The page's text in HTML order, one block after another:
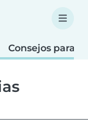
Consejos para